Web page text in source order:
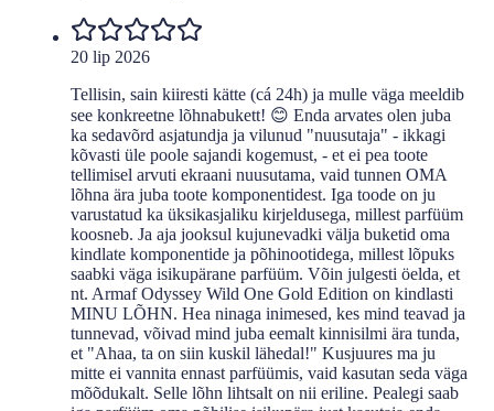
20 lip 2026
Tellisin, sain kiiresti kätte (cá 24h) ja mulle väga meeldib
see konkreetne lõhnabukett! 😊 Enda arvates olen juba
ka sedavõrd asjatundja ja vilunud "nuusutaja" - ikkagi
kõvasti üle poole sajandi kogemust, - et ei pea toote
tellimisel arvuti ekraani nuusutama, vaid tunnen OMA
lõhna ära juba toote komponentidest. Iga toode on ju
varustatud ka üksikasjaliku kirjeldusega, millest parfüüm
koosneb. Ja aja jooksul kujunevadki välja buketid oma
kindlate komponentide ja põhinootidega, millest lõpuks
saabki väga isikupärane parfüüm. Võin julgesti öelda, et
nt. Armaf Odyssey Wild One Gold Edition on kindlasti
MINU LÕHN. Hea ninaga inimesed, kes mind teavad ja
tunnevad, võivad mind juba eemalt kinnisilmi ära tunda,
et "Ahaa, ta on siin kuskil lähedal!" Kusjuures ma ju
mitte ei vannita ennast parfüümis, vaid kasutan seda väga
mõõdukalt. Selle lõhn lihtsalt on nii eriline. Pealegi saab